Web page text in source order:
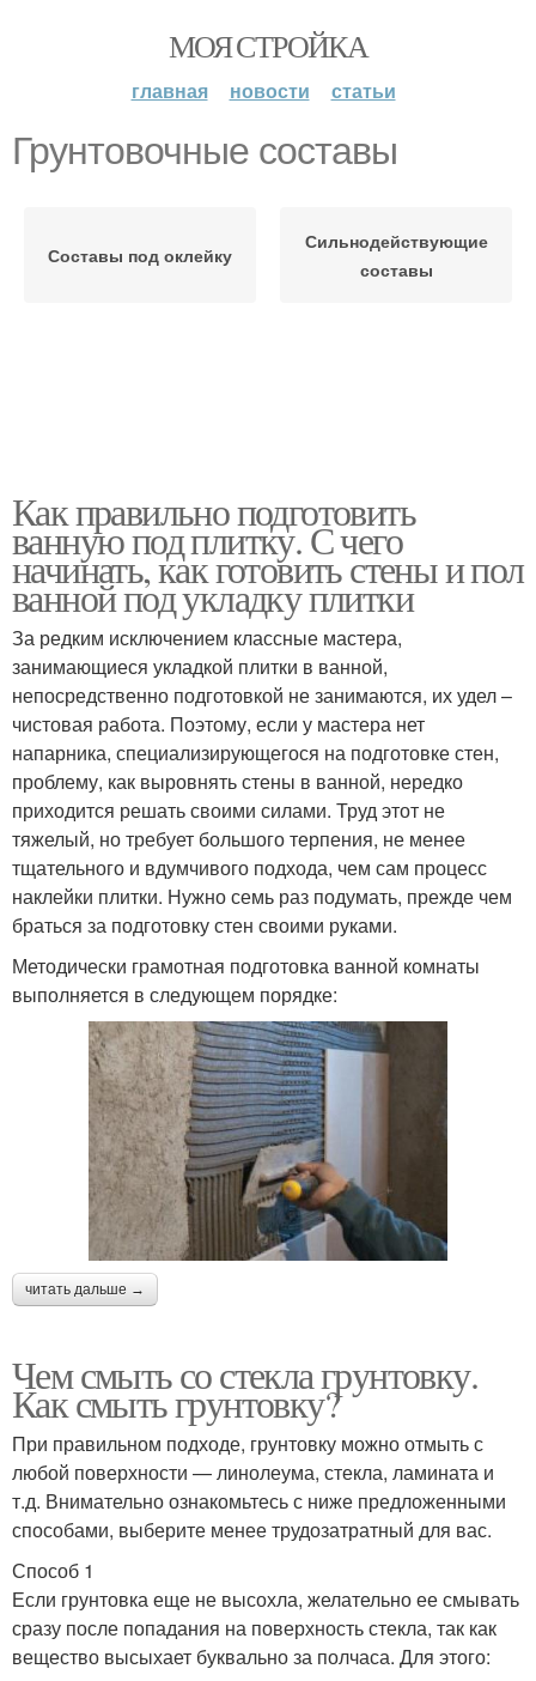
МОЯ СТРОЙКА
главная новости статьи
Грунтовочные составы
Составы под оклейку
Сильнодействующие
составы
Как правильно подготовить
ванную под плитку. С чего
начинать, как готовить стены и пол
ванной под укладку плитки
За редким исключением классные мастера,
занимающиеся укладкой плитки в ванной,
непосредственно подготовкой не занимаются, их удел –
чистовая работа. Поэтому, если у мастера нет
напарника, специализирующегося на подготовке стен,
проблему, как выровнять стены в ванной, нередко
приходится решать своими силами. Труд этот не
тяжелый, но требует большого терпения, не менее
тщательного и вдумчивого подхода, чем сам процесс
наклейки плитки. Нужно семь раз подумать, прежде чем
браться за подготовку стен своими руками.
Методически грамотная подготовка ванной комнаты
выполняется в следующем порядке:
читать дальше →
Чем смыть со стекла грунтовку.
Как смыть грунтовку?
При правильном подходе, грунтовку можно отмыть с
любой поверхности — линолеума, стекла, ламината и
т.д. Внимательно ознакомьтесь с ниже предложенными
способами, выберите менее трудозатратный для вас.
Способ 1
Если грунтовка еще не высохла, желательно ее смывать
сразу после попадания на поверхность стекла, так как
вещество высыхает буквально за полчаса. Для этого: